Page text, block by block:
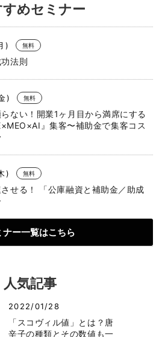
めセミナー
) 無料
法則
) 無料
ない！開業1ヶ月目から満席にする
』集客〜補助金で集客コス
) 無料
せる！ 「公庫融資と補助金／助成
ナー一覧はこちら
人気記事
2022/01/28
「スコヴィル値」とは？唐
辛子の種類とその数値も一